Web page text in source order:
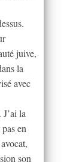
juive,
la
avec
la
en
son